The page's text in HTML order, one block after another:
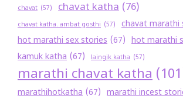
chavat (57) chavat katha (76)
chavat katha. ambat gosthi (57) chavat marathi
hot marathi sex stories (67) hot marathi
kamuk katha (67) laingik katha (57)
marathi chavat katha
marathihotkatha (67) marathi incest